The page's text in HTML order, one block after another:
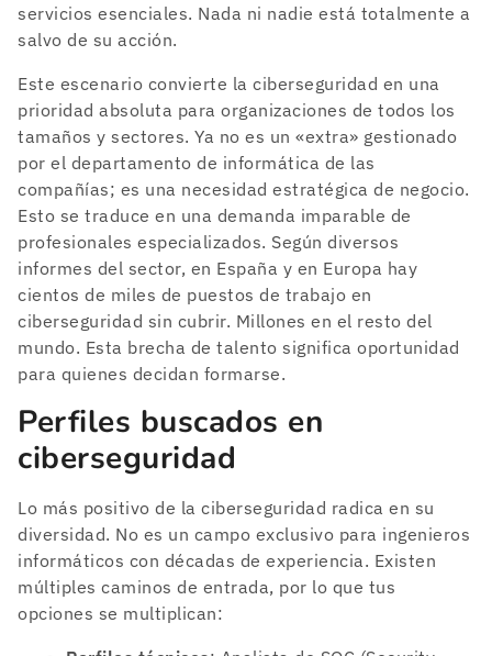
servicios esenciales. Nada ni nadie está totalmente a
salvo de su acción.
Este escenario convierte la ciberseguridad en una
prioridad absoluta para organizaciones de todos los
tamaños y sectores. Ya no es un «extra» gestionado
por el departamento de informática de las
compañías; es una necesidad estratégica de negocio.
Esto se traduce en una demanda imparable de
profesionales especializados. Según diversos
informes del sector, en España y en Europa hay
cientos de miles de puestos de trabajo en
ciberseguridad sin cubrir. Millones en el resto del
mundo. Esta brecha de talento significa oportunidad
para quienes decidan formarse.
Perfiles buscados en
ciberseguridad
Lo más positivo de la ciberseguridad radica en su
diversidad. No es un campo exclusivo para ingenieros
informáticos con décadas de experiencia. Existen
múltiples caminos de entrada, por lo que tus
opciones se multiplican: